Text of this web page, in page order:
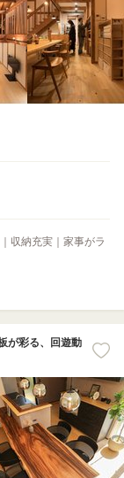
収納充実｜家事がラ
が彩る、回遊動